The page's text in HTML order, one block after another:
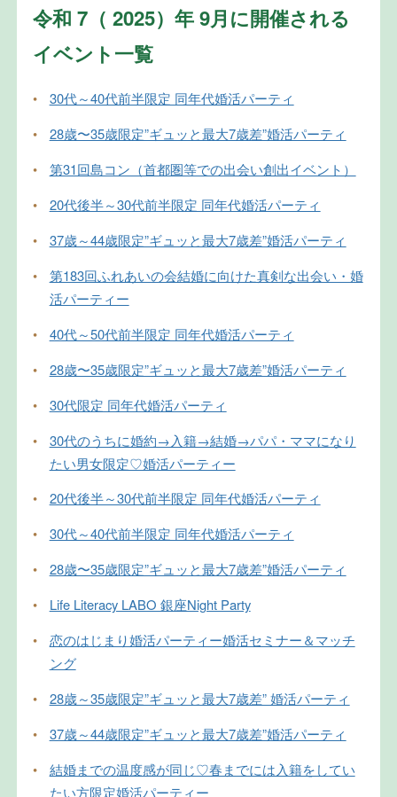
令和 7（ 2025）年 9月に開催される
イベント一覧
•
30代～40代前半限定 同年代婚活パーティ
•
28歳〜35歳限定”ギュッと最大7歳差”婚活パーティ
•
第31回島コン（首都圏等での出会い創出イベント）
•
20代後半～30代前半限定 同年代婚活パーティ
•
37歳～44歳限定”ギュッと最大7歳差”婚活パーティ
•
第183回ふれあいの会結婚に向けた真剣な出会い・婚
活パーティー
•
40代～50代前半限定 同年代婚活パーティ
•
28歳〜35歳限定”ギュッと最大7歳差”婚活パーティ
•
30代限定 同年代婚活パーティ
•
30代のうちに婚約→入籍→結婚→パパ・ママになり
たい男女限定♡婚活パーティー
•
20代後半～30代前半限定 同年代婚活パーティ
•
30代～40代前半限定 同年代婚活パーティ
•
28歳〜35歳限定”ギュッと最大7歳差”婚活パーティ
•
Life Literacy LABO 銀座Night Party
•
恋のはじまり婚活パーティー婚活セミナー＆マッチ
ング
•
28歳～35歳限定”ギュッと最大7歳差” 婚活パーティ
•
37歳～44歳限定”ギュッと最大7歳差”婚活パーティ
•
結婚までの温度感が同じ♡春までには入籍をしてい
たい方限定婚活パーティー